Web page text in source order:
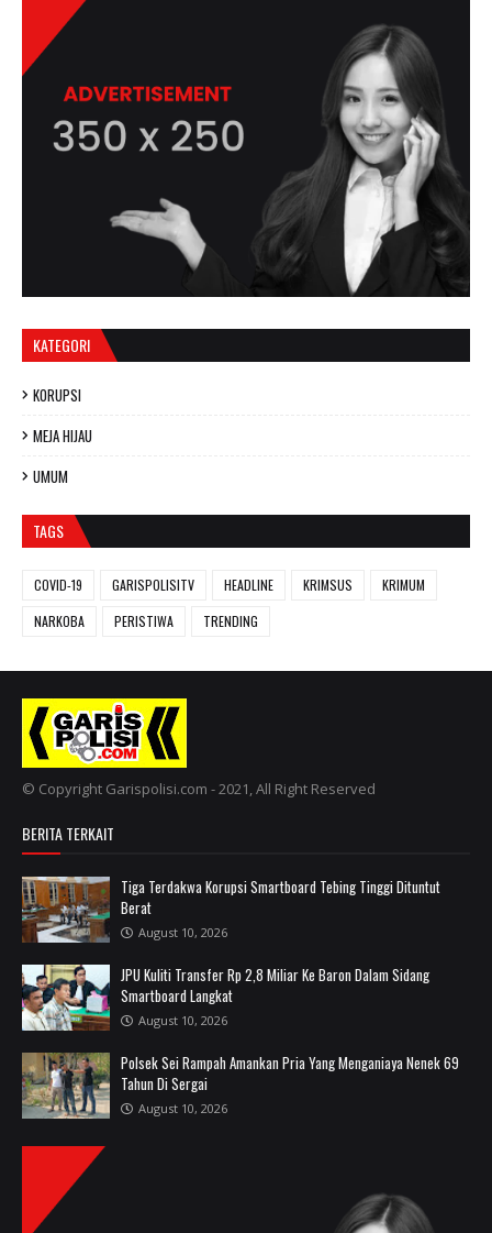
KATEGORI
KORUPSI
MEJA HIJAU
UMUM
TAGS
COVID-19 GARISPOLISITV HEADLINE KRIMSUS
KRIMUM
NARKOBA
PERISTIWA TRENDING
© Copyright Garispolisi.com - 2021, All Right Reserved
BERITA TERKAIT
Tiga Terdakwa Korupsi Smartboard Tebing Tinggi Dituntut
Berat
August 10, 2026
JPU Kuliti Transfer Rp 2,8 Miliar Ke Baron Dalam Sidang
Smartboard Langkat
August 10, 2026
Polsek Sei Rampah Amankan Pria Yang Menganiaya Nenek 69
Tahun Di Sergai
August 10, 2026